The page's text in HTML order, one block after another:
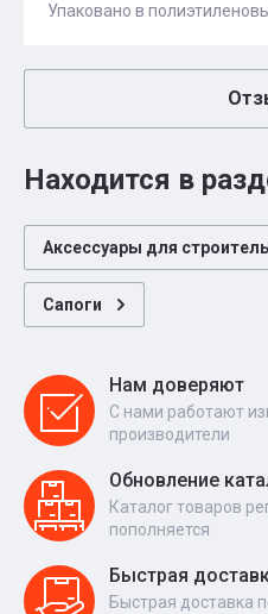
Упаковано в
Находится в
Аксессуары для
Сапоги
Нам доверяют
С нами работают
производители
Обновление
Каталог товаров
пополняется
Быстрая
Быстрая доставка